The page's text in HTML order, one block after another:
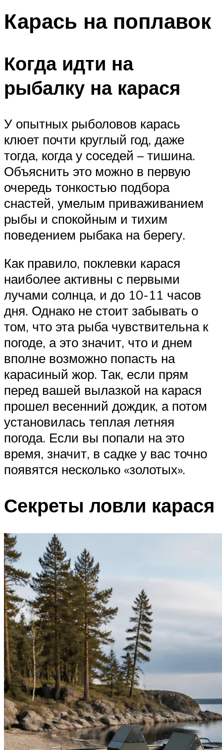
Карась на поплавок
Когда идти на
рыбалку на карася
У опытных рыболовов карась
клюет почти круглый год, даже
тогда, когда у соседей – тишина.
Объяснить это можно в первую
очередь тонкостью подбора
снастей, умелым приваживанием
рыбы и спокойным и тихим
поведением рыбака на берегу.
Как правило, поклевки карася
наиболее активны с первыми
лучами солнца, и до 10-11 часов
дня. Однако не стоит забывать о
том, что эта рыба чувствительна к
погоде, а это значит, что и днем
вполне возможно попасть на
карасиный жор. Так, если прям
перед вашей вылазкой на карася
прошел весенний дождик, а потом
установилась теплая летняя
погода. Если вы попали на это
время, значит, в садке у вас точно
появятся несколько «золотых».
Секреты ловли карася